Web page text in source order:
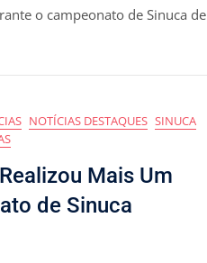
o campeonato de Sinuca de
NOTÍCIAS DESTAQUES SINUCA
Mais Um
de Sinuca